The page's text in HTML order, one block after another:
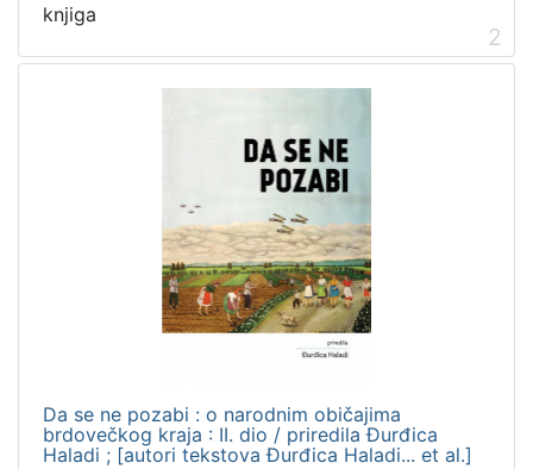
knjiga
2
Da se ne pozabi : o narodnim običajima
brdovečkog kraja : II. dio / priredila Đurđica
Haladi ; [autori tekstova Đurđica Haladi... et al.]